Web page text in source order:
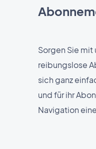
Sorgen Sie
reibungslose
sich ganz
und für ihr
Navigation